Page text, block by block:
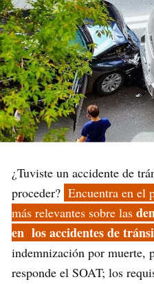
¿Tuviste un accidente de
proceder? Encuentra en el
más relevantes sobre las
en los accidentes de
indemnización por muerte,
responde el SOAT; los